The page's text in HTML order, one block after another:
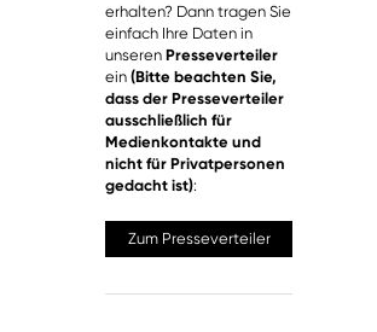
erhalten? Dann tragen Sie
einfach Ihre Daten in
unseren Presseverteiler
ein (Bitte beachten Sie,
dass der Presseverteiler
ausschließlich für
Medienkontakte und
nicht für Privatpersonen
gedacht ist):
Zum Presseverteiler